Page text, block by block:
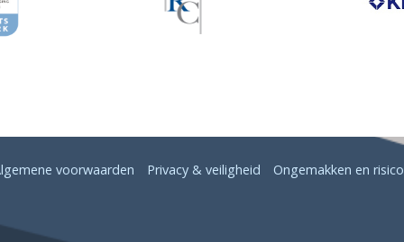
voorwaarden Privacy & veiligheid Ongemakken en